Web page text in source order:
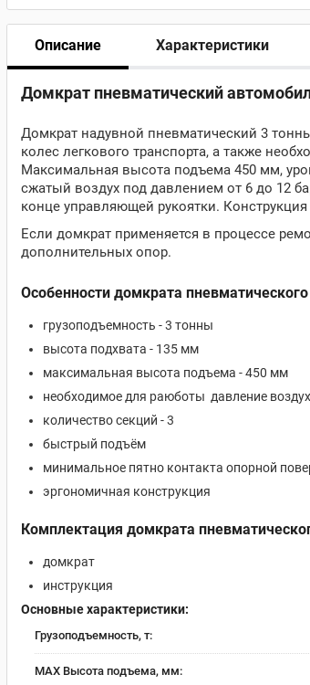
Описание Характеристики
Домкрат пневматический
Домкрат надувной пневматический 3
колес легкового транспорта, а также
Максимальная высота подъема 450 мм,
сжатый воздух под давлением от 6 до 12
конце управляющей рукоятки.
Если домкрат применяется в процессе
дополнительных опор.
Особенности домкрата
грузоподъемность - 3 тонны
высота подхвата - 135 мм
максимальная высота подъема - 450 мм
необходимое для раюботы давление
количество секций - 3
быстрый подъём
минимальное пятно контакта опорной
эргономичная конструкция
Комплектация домкрата
домкрат
инструкция
Основные характеристики:
Грузоподъемность, т:
MAX Высота подъема, мм: